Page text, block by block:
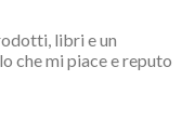
libri e un
che mi piace e reputo